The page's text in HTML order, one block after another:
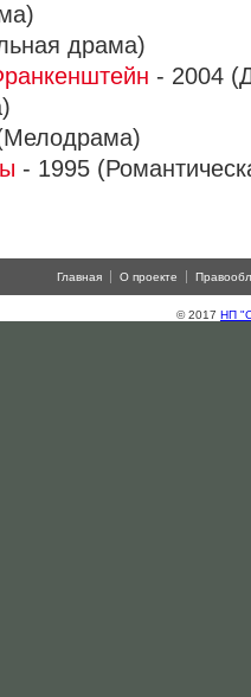
драма)
- 2004
- 1995
Главная О проекте
© 2017 НП